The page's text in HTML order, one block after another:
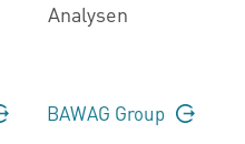
Analysen
BAWAG Group